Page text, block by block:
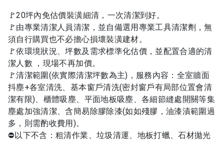
🚩20坪內免估價裝潢細清，一次清潔到好。
🚩由專業清潔人員清潔，並自備選用專業工具清潔劑，無
須自行購買也不必擔心損壞裝潢建材。
🚩依環境狀況、坪數及需求標準化估價，並配置合適的清
潔人數 ，現場不再加價。
🚩清潔範圍(依實際清潔坪數為主)，服務內容：全室牆面
抖塵+各室清洗、基本窗戶清洗(密封窗戶有局部位置會清
潔有限)、櫃體吸塵、平面地板吸塵、各細節縫處開關等集
塵處加強清潔、含簡易除膠除漆(如如殘膠，油漆漬範圍過
多，則需酌收費用)。
⛔以下不含：粗清作業、垃圾清運、地板打蠟、石材拋光